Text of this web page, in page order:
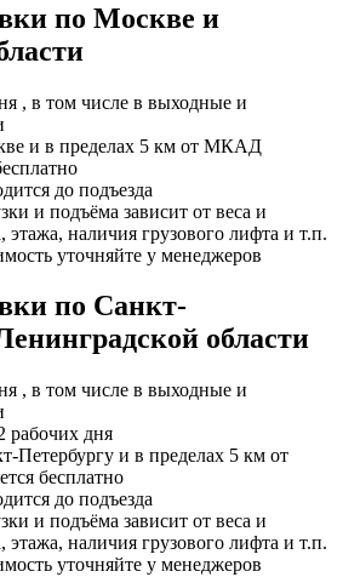
по Москве и
, в том числе в выходные и
и в пределах 5 км от МКАД
до подъезда
и подъёма зависит от веса и
этажа, наличия грузового лифта и т.п.
уточняйте у менеджеров
по Санкт-
области
, в том числе в выходные и
рабочих дня
Петербургу и в пределах 5 км от
бесплатно
до подъезда
и подъёма зависит от веса и
этажа, наличия грузового лифта и т.п.
уточняйте у менеджеров